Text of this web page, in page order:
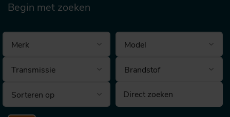
Begin met zoeken
Brandstof